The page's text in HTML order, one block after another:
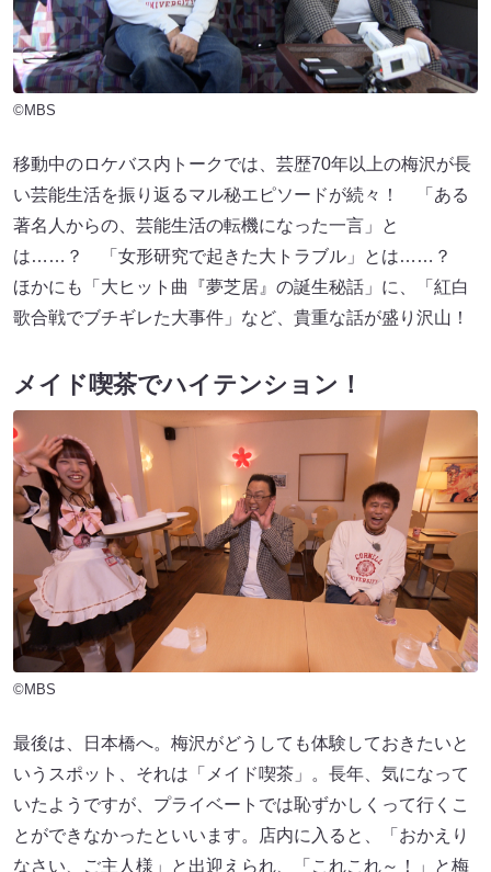
©MBS
移動中のロケバス内トークでは、芸歴70年以上の梅沢が長
い芸能生活を振り返るマル秘エピソードが続々！ 「ある
著名人からの、芸能生活の転機になった一言」と
は……？ 「女形研究で起きた大トラブル」とは……？
ほかにも「大ヒット曲『夢芝居』の誕生秘話」に、「紅白
歌合戦でブチギレた大事件」など、貴重な話が盛り沢山！
メイド喫茶でハイテンション！
©MBS
最後は、日本橋へ。梅沢がどうしても体験しておきたいと
いうスポット、それは「メイド喫茶」。長年、気になって
いたようですが、プライベートでは恥ずかしくって行くこ
とができなかったといいます。店内に入ると、「おかえり
なさい、ご主人様」と出迎えられ、「これこれ～！」と梅